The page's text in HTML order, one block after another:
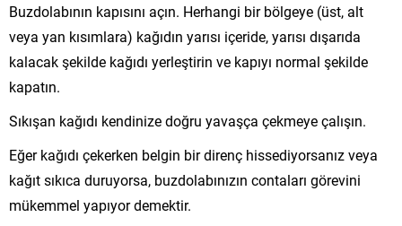
Buzdolabının kapısını açın. Herhangi bir bölgeye (üst, alt
veya yan kısımlara) kağıdın yarısı içeride, yarısı dışarıda
kalacak şekilde kağıdı yerleştirin ve kapıyı normal şekilde
kapatın.
Sıkışan kağıdı kendinize doğru yavaşça çekmeye çalışın.
Eğer kağıdı çekerken belgin bir direnç hissediyorsanız veya
kağıt sıkıca duruyorsa, buzdolabınızın contaları görevini
mükemmel yapıyor demektir.